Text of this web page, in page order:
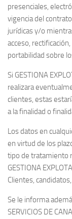
presenciales,
vigencia del
jurídicas y/o
acceso,
portabilidad sobre
Si GESTIONA
realizara
clientes, estas
a la finalidad o
Los datos en
en virtud de los
tipo de tratamiento
GESTIONA
Clientes,
Se le informa
SERVICIOS DE